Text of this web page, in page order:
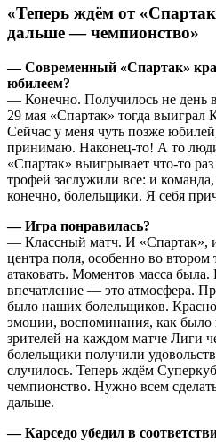
«Теперь ждём от
дальше — чемпионство»
— Современный «Спартак»
юбилеем?
— Конечно. Получилось не день
29 мая «Спартак» тогда
Сейчас у меня чуть позже
принимаю. Наконец-то! А то
«Спартак» выигрывает что-то
трофей заслужили все: и
конечно, болельщики. Я себя
— Игра понравилась?
— Классный матч. И «Спартак»,
центра поля, особенно во
атаковать. Моментов масса была.
впечатление — это атмосфера.
было наших болельщиков.
эмоции, воспоминания, как было
зрителей на каждом матче Лиги
болельщики получили
случилось. Теперь ждём
чемпионство. Нужно всем
дальше.
— Карседо убедил в